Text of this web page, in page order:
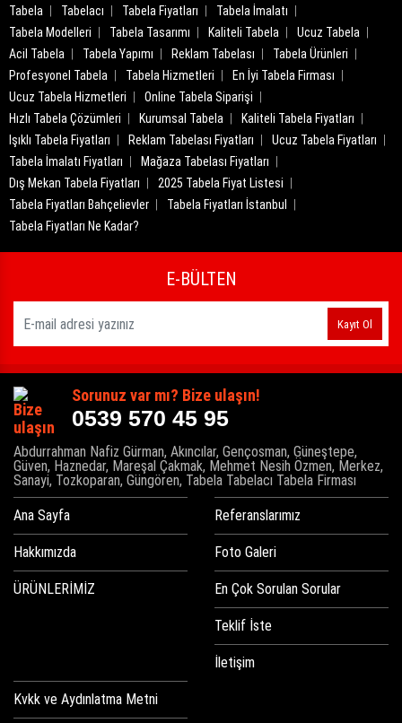
Tabela Tabelacı Tabela Fiyatları
Tabela İmalatı
Tabela Modelleri
Tabela Tasarımı Kaliteli Tabela
Ucuz Tabela
Acil Tabela
Tabela Yapımı Reklam Tabelası
Tabela Ürünleri
Profesyonel Tabela
Tabela Hizmetleri
En İyi Tabela Firması
Ucuz Tabela Hizmetleri
Online Tabela Siparişi
Hızlı Tabela Çözümleri
Kurumsal Tabela
Kaliteli Tabela Fiyatları
Işıklı Tabela Fiyatları
Reklam Tabelası Fiyatları
Ucuz Tabela Fiyatları
Tabela İmalatı Fiyatları
Mağaza Tabelası Fiyatları
Dış Mekan Tabela Fiyatları
2025 Tabela Fiyat Listesi
Tabela Fiyatları Bahçelievler
Tabela Fiyatları İstanbul
Tabela Fiyatları Ne Kadar?
E-BÜLTEN
Kayıt Ol
Sorunuz var mı? Bize ulaşın!
0539 570 45 95
Abdurrahman Nafiz Gürman, Akıncılar, Gençosman, Güneştepe,
Güven, Haznedar, Mareşal Çakmak, Mehmet Nesih Özmen, Merkez,
Sanayi, Tozkoparan, Güngören, Tabela Tabelacı Tabela Firması
Ana Sayfa
Hakkımızda
ÜRÜNLERİMİZ
Referanslarımız
Foto Galeri
En Çok Sorulan Sorular
Teklif İste
İletişim
Kvkk ve Aydınlatma Metni